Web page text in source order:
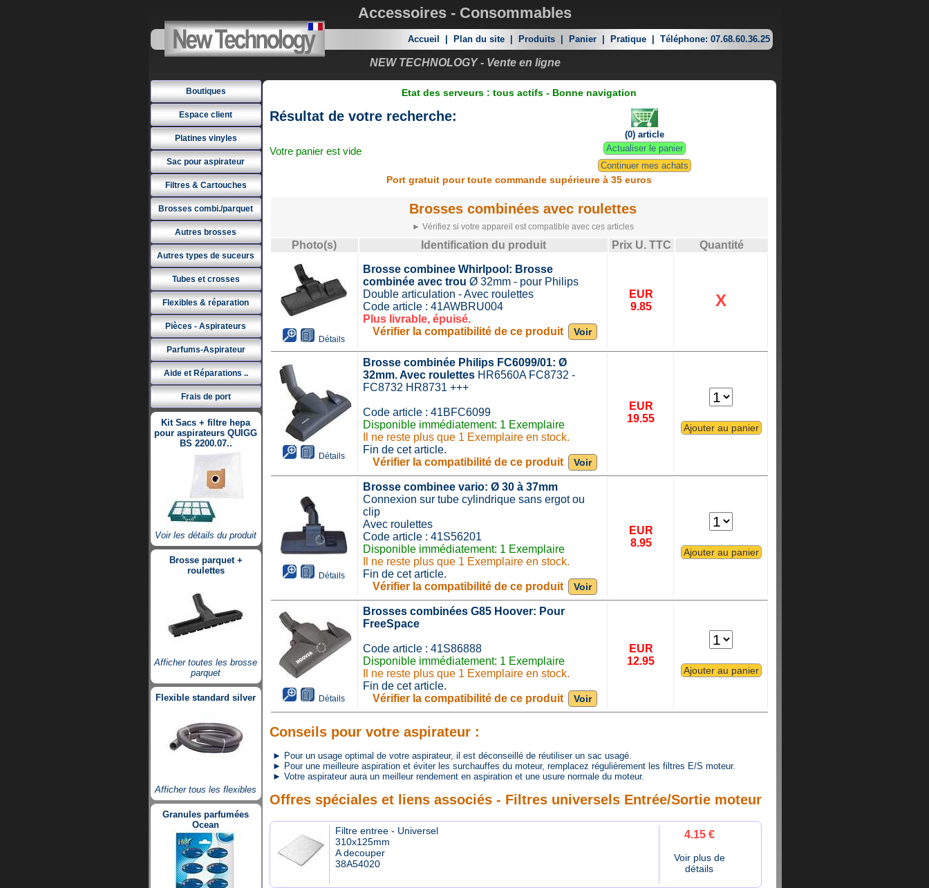
Accessoires - Consommables
Accueil Plan du site Produits Panier Pratique Téléphone: 07.68.60.36.25
NEW TECHNOLOGY - Vente en ligne
Boutiques
Espace client
Platines vinyles
Sac pour aspirateur
Filtres & Cartouches
Brosses combi./parquet
Autres brosses
Autres types de suceurs
Tubes et crosses
Flexibles & réparation
Pièces - Aspirateurs
Parfums-Aspirateur
Aide et Réparations ..
Frais de port
Kit Sacs + filtre hepa
pour aspirateurs QUIGG
BS 2200.07..
Voir les détails du produit
Brosse parquet +
roulettes
Afficher toutes les brosse
parquet
Flexible standard silver
Afficher tous les flexibles
Granules parfumées
Ocean
Etat des serveurs : tous actifs - Bonne navigation
Résultat de votre recherche:
Votre panier est vide
(0) article
Actualiser le panier
Continuer mes achats
Port gratuit pour toute commande supérieure à 35 euros
Brosses combinées avec roulettes
► Vérifiez si votre appareil est compatible avec ces articles
Photo(s) Identification du produit Prix U. TTC Quantité
Détails
Brosse combinee Whirlpool: Brosse
combinée avec trou Ø 32mm - pour Philips
Double articulation - Avec roulettes
Code article : 41AWBRU004
Plus livrable, épuisé.
Vérifier la compatibilité de ce produit
Voir
EUR
9.85
X
Détails
Brosse combinée Philips FC6099/01: Ø
32mm. Avec roulettesHR6560A FC8732 -
FC8732 HR8731 +++
Code article : 41BFC6099
Disponible immédiatement: 1 Exemplaire
Il ne reste plus que 1 Exemplaire en stock.
Fin de cet article.
Vérifier la compatibilité de ce produit
Voir
EUR
19.55
Détails
Brosse combinee vario: Ø 30 à 37mm
Connexion sur tube cylindrique sans ergot ou
clip
Avec roulettes
Code article : 41S56201
Disponible immédiatement: 1 Exemplaire
Il ne reste plus que 1 Exemplaire en stock.
Fin de cet article.
Vérifier la compatibilité de ce produit
Voir
EUR
8.95
Détails
Brosses combinées G85 Hoover: Pour
FreeSpace
Code article : 41S86888
Disponible immédiatement: 1 Exemplaire
Il ne reste plus que 1 Exemplaire en stock.
Fin de cet article.
Vérifier la compatibilité de ce produit
Voir
EUR
12.95
Conseils pour votre aspirateur :
► Pour un usage optimal de votre aspirateur, il est déconseillé de réutiliser un sac usagé.
► Pour une meilleure aspiration et éviter les surchauffes du moteur, remplacez régulièrement les filtres E/S moteur.
► Votre aspirateur aura un meilleur rendement en aspiration et une usure normale du moteur.
Offres spéciales et liens associés - Filtres universels Entrée/Sortie moteur
Filtre entree - Universel
310x125mm
A decouper
38A54020
4.15 €
Voir plus de
détails